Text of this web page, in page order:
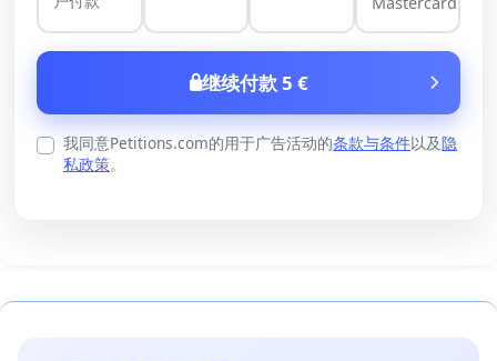
继续付款 5 €
我同意Petitions.com的用于广告活动的条款与条件以及隐
私政策。